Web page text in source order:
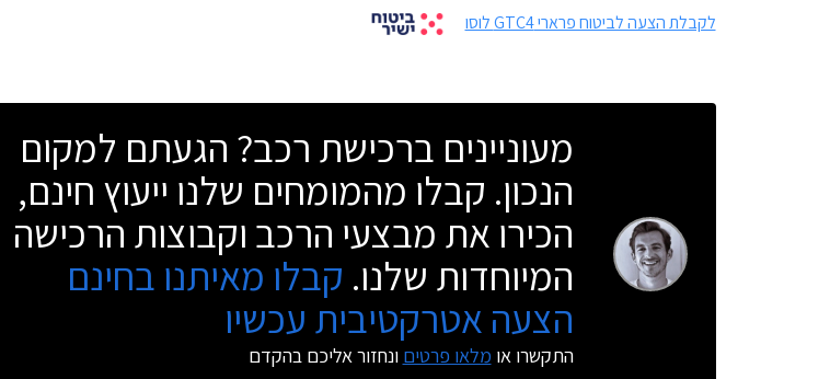
לקבלת הצעה לביטוח פרארי GTC4 לוסו
מעוניינים ברכישת רכב? הגעתם למקום
הנכון. קבלו מהמומחים שלנו ייעוץ חינם,
הכירו את מבצעי הרכב וקבוצות הרכישה
המיוחדות שלנו. קבלו מאיתנו בחינם
הצעה אטרקטיבית עכשיו
התקשרו או מלאו פרטים ונחזור אליכם בהקדם